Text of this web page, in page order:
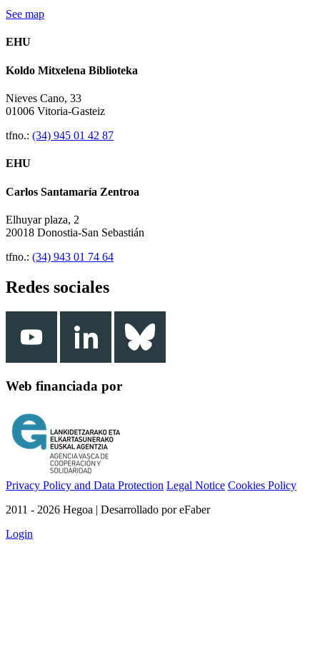
See map
EHU
Koldo Mitxelena Biblioteka
Nieves Cano, 33
01006 Vitoria-Gasteiz
tfno.: (34) 945 01 42 87
EHU
Carlos Santamaría Zentroa
Elhuyar plaza, 2
20018 Donostia-San Sebastián
tfno.: (34) 943 01 74 64
Redes sociales
Web financiada por
Privacy Policy and Data Protection Legal Notice Cookies Policy
2011 - 2026 Hegoa | Desarrollado por eFaber
Login